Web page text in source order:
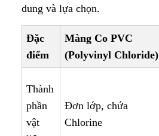
dung và lựa chọn.
Đặc
điểm
Màng Co PVC
(Polyvinyl Chloride)
Thành
phần
vật
Đơn lớp, chứa
Chlorine